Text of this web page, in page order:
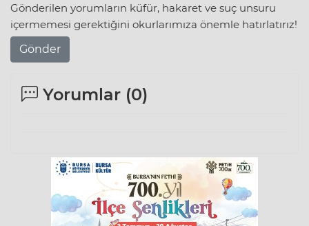
Gönderilen yorumların küfür, hakaret ve suç unsuru
içermemesi gerektiğini okurlarımıza önemle hatırlatırız!
Gönder
Yorumlar (0)